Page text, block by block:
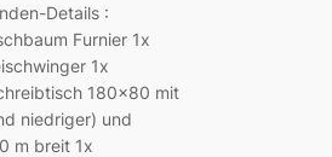
Details :
Furnier 1x
1x
180×80 mit
niedriger) und
m breit 1x